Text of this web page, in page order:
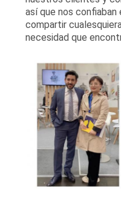
así que nos
compartir
necesidad que